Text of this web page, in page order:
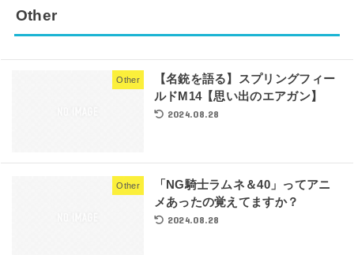
Other
Other
【名銃を語る】スプリングフィー
ルドM14【思い出のエアガン】
2024.08.28
Other
「NG騎士ラムネ＆40」ってアニ
メあったの覚えてますか？
2024.08.28